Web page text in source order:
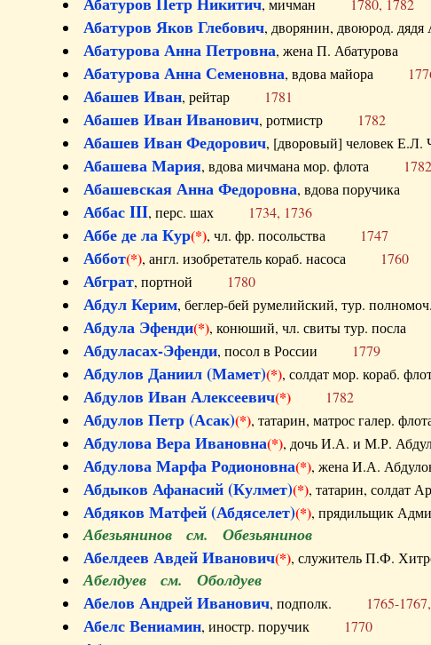
, мичман 1780, 1782
Абатуров Яков Глебович, дворянин, двоюрод.
Абатурова Анна Петровна, жена П. Абатурова
Абатурова Анна Семеновна, вдова майора
Абашев Иван, рейтар 1781
Абашев Иван Иванович, ротмистр 1782
Абашев Иван Федорович, [дворовый] человек
Абашева Мария, вдова мичмана мор. флота 1782
Абашевская Анна Федоровна, вдова поручика
Аббас III, перс. шах 1734, 1736
Аббе де ла Кур(*), чл. фр. посольства 1747
Аббот(*), англ. изобретатель кораб. насоса 1760
Абграт, портной 1780
Абдул Керим, беглер-бей румелийский, тур.
Абдула Эфенди(*), конюший, чл. свиты тур. посла
Абдуласах-Эфенди, посол в России 1779
Абдулов Даниил (Мамет)(*), солдат мор. кораб.
Абдулов Иван Алексеевич(*) 1782
Абдулов Петр (Асак)(*), татарин, матрос галер.
Абдулова Вера Ивановна(*), дочь И.А. и М.Р.
Абдулова Марфа Родионовна(*), жена И.А.
Абдыков Афанасий (Кулмет)(*), татарин, солдат
Абдяков Матфей (Абдяселет)(*), прядильщик
Абезьянинов см. Обезьянинов
Абелдеев Авдей Иванович(*), служитель П.Ф.
Абелдуев см. Оболдуев
Абелов Андрей Иванович, подполк. 1765-
Абелс Вениамин, иностр. поручик 1770